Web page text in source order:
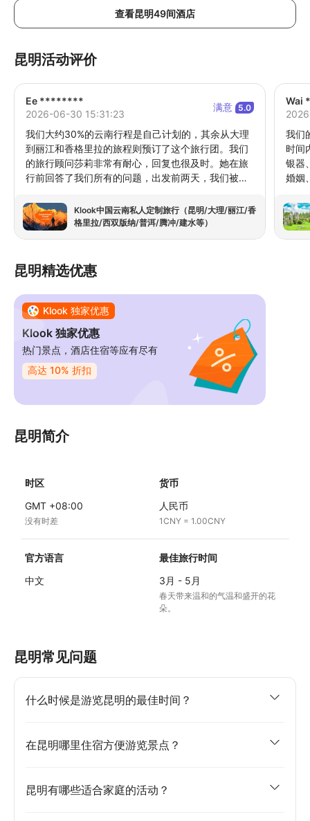
查看昆明49间酒店
昆明活动评价
Ee ********
2026-06-30 15:31:23
满意 5.0
我们大约30%的云南行程是自己计划的，其余从大理
到丽江和香格里拉的旅程则预订了这个旅行团。我们
的旅行顾问莎莉非常有耐心，回复也很及时。她在旅
行前回答了我们所有的问题，出发前两天，我们被拉
整个旅程中的沟通非常顺畅。 特别感谢我们的司机何
国政先生，他让我们的旅程更加愉快。他总是准时，
叹。每个目的地都有其独特之处，从雄伟的山脉、宁
静的湖泊到迷人的古镇，应有尽有。
Klook中国云南私人定制旅行（昆明/大理/丽江/香
格里拉/西双版纳/普洱/腾冲/建水等）
Wai
我们
时间
银器
婚姻
照。
决问
昆明精选优惠
Klook 独家优惠
Klook 独家优惠
热门景点，酒店住宿等应有尽有
高达 10% 折扣
昆明简介
时区
GMT +08:00
没有时差
货币
人民币
1CNY = 1.00CNY
官方语言
中文
最佳旅行时间
3月 - 5月
春天带来温和的气温和盛开的花
朵。
昆明常见问题
什么时候是游览昆明的最佳时间？
在昆明哪里住宿方便游览景点？
昆明有哪些适合家庭的活动？